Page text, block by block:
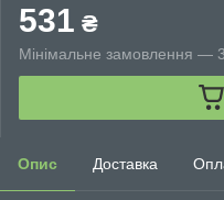
531 ₴
Мінімальне замовлення —
Опис Доставка